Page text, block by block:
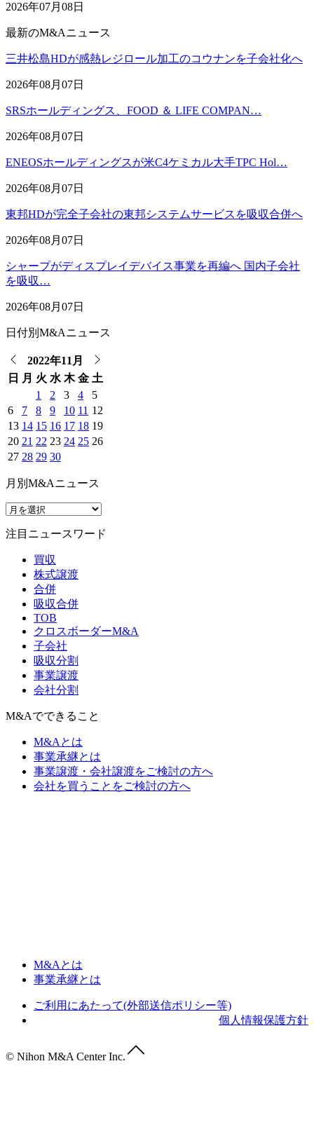
2026年07月08日
最新のM&Aニュース
三井松島HDが感熱レジロール加工のコウナンを子会社化へ
2026年08月07日
SRSホールディングス、FOOD ＆ LIFE COMPAN…
2026年08月07日
ENEOSホールディングスが米C4ケミカル大手TPC Hol…
2026年08月07日
東邦HDが完全子会社の東邦システムサービスを吸収合併へ
2026年08月07日
シャープがディスプレイデバイス事業を再編へ 国内子会社
を吸収…
2026年08月07日
日付別M&Aニュース
2022年11月
日
月 火 水 木 金 土
1
2 3 4
5
6
7 8 9 10 11 12
13 14 15 16 17 18 19
20 21 22 23 24 25 26
27 28 29 30
月別M&Aニュース
注目ニュースワード
買収
株式譲渡
合併
吸収合併
TOB
クロスボーダーM&A
子会社
吸収分割
事業譲渡
会社分割
M&Aでできること
M&Aとは
事業承継とは
事業譲渡・会社譲渡をご検討の方へ
会社を買うことをご検討の方へ
M&Aとは
事業承継とは
ご利用にあたって(外部送信ポリシー等)
個人情報保護方針
© Nihon M&A Center Inc.